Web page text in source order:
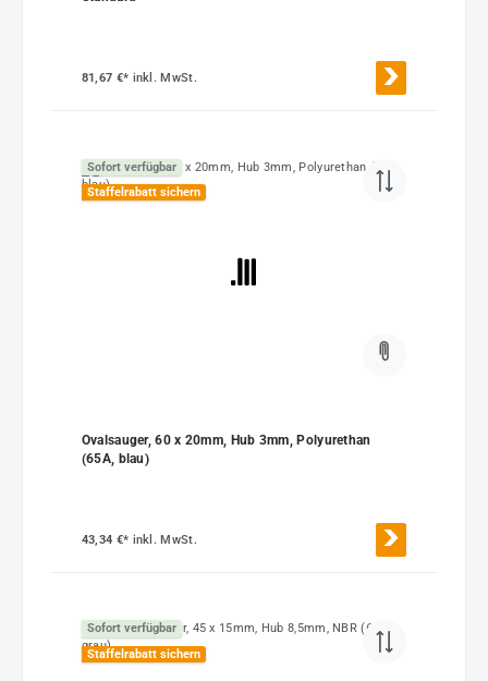
81,67 €* inkl. MwSt.
Sofort verfügbar
Staffelrabatt sichern
Ovalsauger, 60 x 20mm, Hub 3mm, Polyurethan
(65A, blau)
43,34 €* inkl. MwSt.
Sofort verfügbar
Staffelrabatt sichern